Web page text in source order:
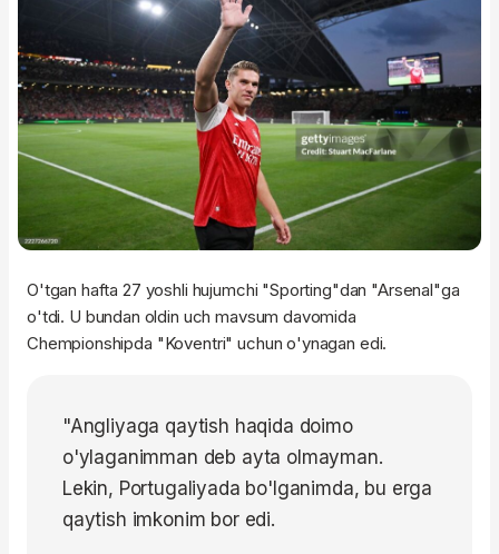
O'tgan hafta 27 yoshli hujumchi "Sporting"dan "Arsenal"ga
o'tdi. U bundan oldin uch mavsum davomida
Chempionshipda "Koventri" uchun o'ynagan edi.
"Angliyaga qaytish haqida doimo
o'ylaganimman deb ayta olmayman.
Lekin, Portugaliyada bo'lganimda, bu erga
qaytish imkonim bor edi.